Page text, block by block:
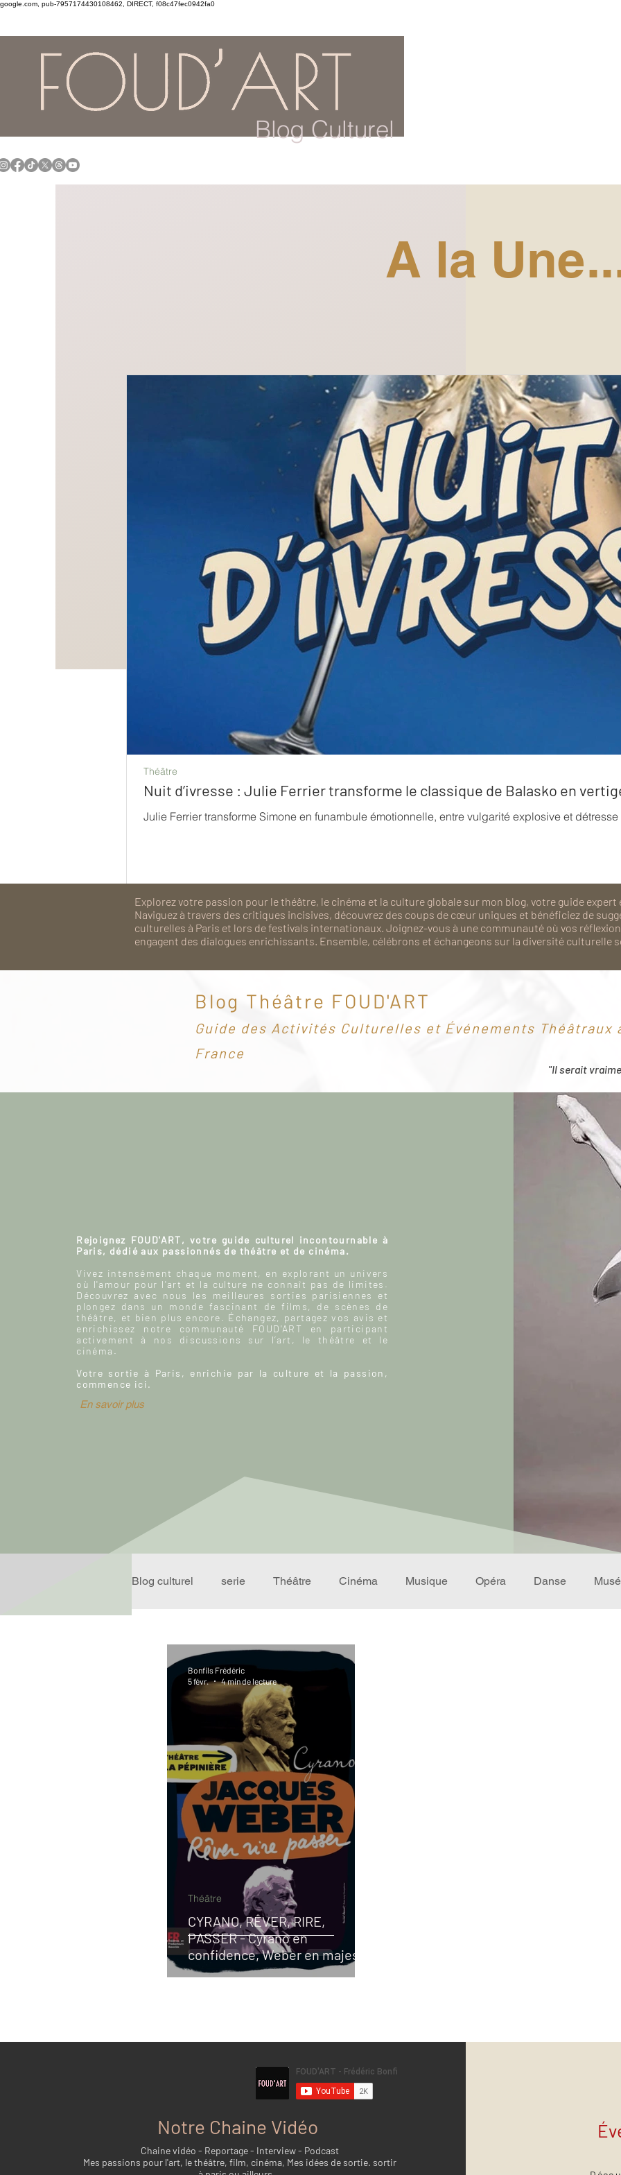
google.com, pub-7957174430108462, DIRECT, f08c47fec0942fa0
Blog Culturel
Nuit d’ivresse : Julie Ferrier transforme le classique de Balasko en
Julie Ferrier transforme Simone en funambule émotionnelle, entre vulgarité explosive et
Théâtre
A la
Explorez votre passion pour le théâtre, le cinéma et la culture globale sur mon blog, votre guide expert
Naviguez à travers des critiques incisives, découvrez des coups de cœur uniques et bénéficiez de
culturelles à Paris et lors de festivals internationaux. Joignez-vous à une communauté où vos
engagent des dialogues enrichissants. Ensemble, célébrons et échangeons sur la diversité culturelle
Blog Théâtre FOUD'ART
Guide des Activités Culturelles et Événements Théâtraux
France
"Il serait
Rejoignez FOUD'ART, votre guide culturel incontournable à
Paris, dédié aux passionnés de théâtre et de cinéma.
Vivez intensément chaque moment, en explorant un univers
où l'amour pour l'art et la culture ne connaît pas de limites.
Découvrez avec nous les meilleures sorties parisiennes et
plongez dans un monde fascinant de films, de scènes de
théâtre, et bien plus encore. Échangez, partagez vos avis et
enrichissez notre communauté FOUD'ART en participant
activement à nos discussions sur l’art, le théâtre et le
cinéma.
Votre sortie à Paris, enrichie par la culture et la passion,
commence ici.
En savoir plus
Blog culturel serie Théâtre Cinéma Musique Opéra Danse
Performance Rire
Événement Validé par Romane. Spécial Famille
Offre spéciale Annuaire Théâtre - Musée
CYRANO, RÊVER, RIRE,
PASSER - Cyrano en
confidence, Weber en majesté
Théâtre
Bonfils Frédéric
5 févr.
4 min de lecture
Notre Chaine Vidéo
Chaine vidéo - Reportage - Interview - Podcast
Mes passions pour l'art, le théâtre, film, cinéma, Mes idées de sortie. sortir